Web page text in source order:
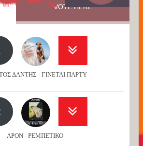
VOTE HERE
ΔΑΝΤΗΣ - ΓΙΝΕΤΑΙ ΠΑΡΤΥ
APON - ΡΕΜΠΕΤΙΚΟ